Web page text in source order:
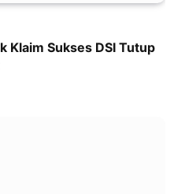
Klaim Sukses DSI Tutup